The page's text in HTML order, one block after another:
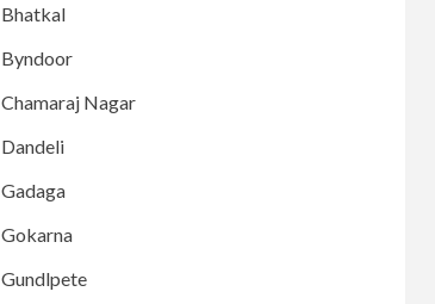
Bhatkal
Byndoor
Chamaraj Nagar
Dandeli
Gadaga
Gokarna
Gundlpete